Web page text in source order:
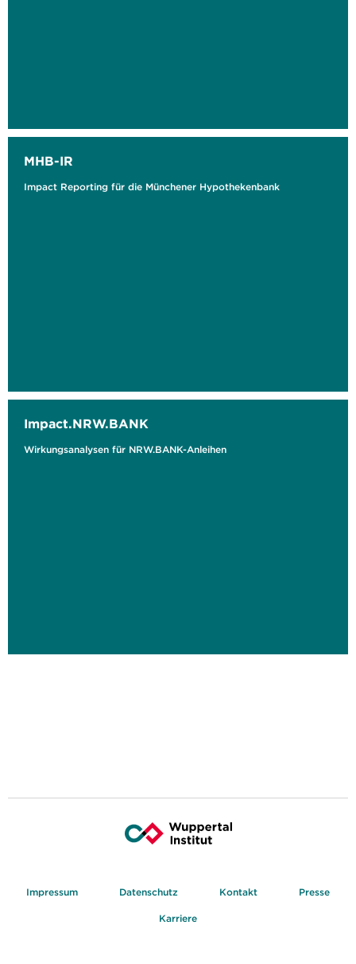
MHB-IR
Impact Reporting für die Münchener Hypothekenbank
Impact.NRW.BANK
Wirkungsanalysen für NRW.BANK-Anleihen
Impressum Datenschutz Kontakt Presse
Karriere